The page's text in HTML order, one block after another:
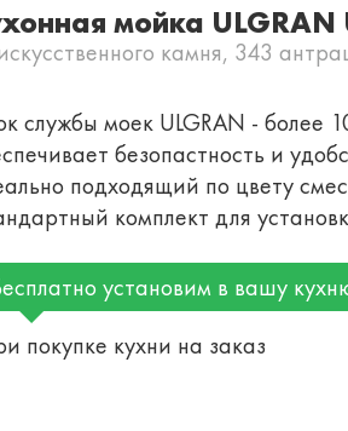
мойка ULGRAN
камня, 343
службы моек ULGRAN - более
безопастность и
подходящий по цвету
комплект для
установим в вашу
покупке кухни на заказ